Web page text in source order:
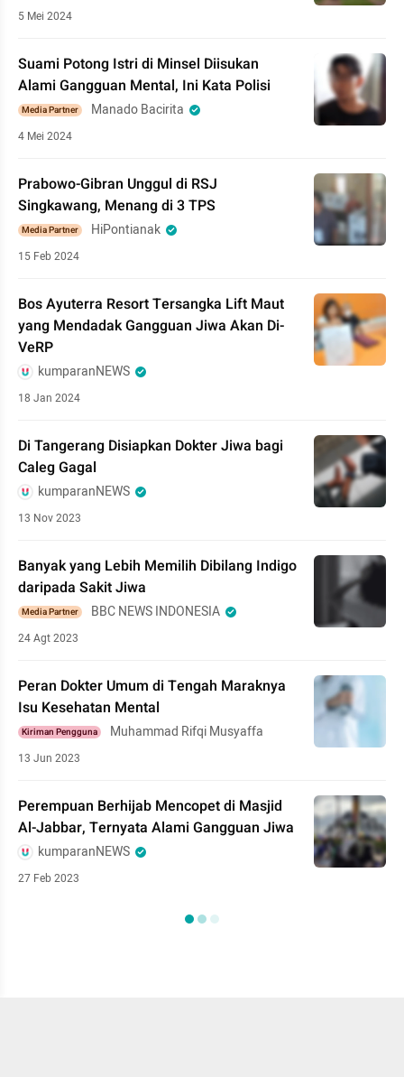
5 Mei 2024
Suami Potong Istri di Minsel Diisukan
Alami Gangguan Mental, Ini Kata Polisi
Media Partner Manado Bacirita
4 Mei 2024
Prabowo-Gibran Unggul di RSJ
Singkawang, Menang di 3 TPS
Media Partner HiPontianak
15 Feb 2024
Bos Ayuterra Resort Tersangka Lift Maut
yang Mendadak Gangguan Jiwa Akan Di-
VeRP
kumparanNEWS
18 Jan 2024
Di Tangerang Disiapkan Dokter Jiwa bagi
Caleg Gagal
kumparanNEWS
13 Nov 2023
Banyak yang Lebih Memilih Dibilang Indigo
daripada Sakit Jiwa
Media Partner BBC NEWS INDONESIA
24 Agt 2023
Peran Dokter Umum di Tengah Maraknya
Isu Kesehatan Mental
Kiriman Pengguna Muhammad Rifqi Musyaffa
13 Jun 2023
Perempuan Berhijab Mencopet di Masjid
Al-Jabbar, Ternyata Alami Gangguan Jiwa
kumparanNEWS
27 Feb 2023